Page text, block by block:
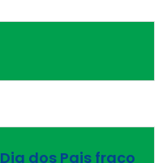
dos Pais fraco